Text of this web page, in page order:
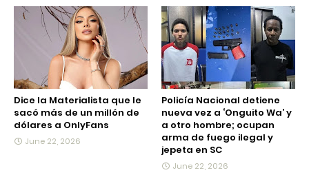
Dice la Materialista que le
sacó más de un millón de
dólares a OnlyFans
June 22, 2026
Policía Nacional detiene
nueva vez a ‘Onguito Wa’ y
a otro hombre; ocupan
arma de fuego ilegal y
jepeta en SC
June 22, 2026